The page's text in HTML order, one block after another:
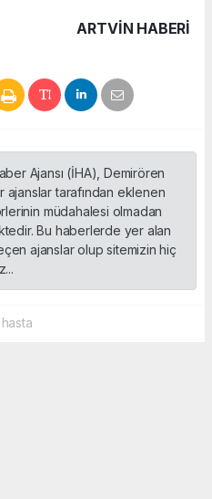
ARTVIN HABERİ
Ajansı (İHA), Demirören
ajanslar tarafından eklenen
müdahalesi olmadan
Bu haberlerde yer alan
ajanslar olup sitemizin hiç